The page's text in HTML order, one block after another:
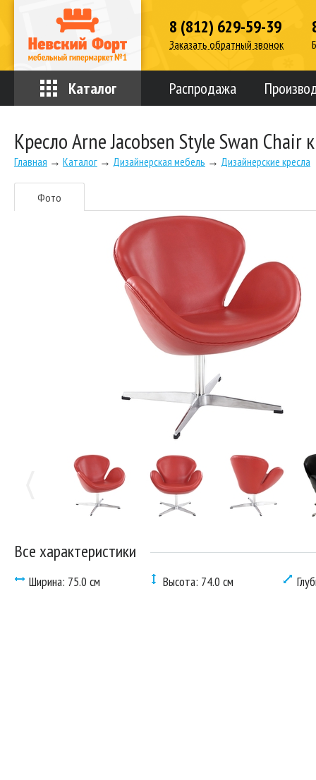
8 (812) 629-59-39
Заказать обратный звонок
Каталог Распродажа
Кресло Arne Jacobsen Style Swan Chair
Главная → Каталог → Дизайнерская мебель → Дизайнерские кресла
Фото
Все характеристики
Ширина: 75.0 см Высота: 74.0 см